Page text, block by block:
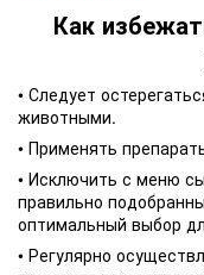
Как
• Следует
животными.
• Применять
• Исключить с меню
правильно
оптимальный выбор
• Регулярно